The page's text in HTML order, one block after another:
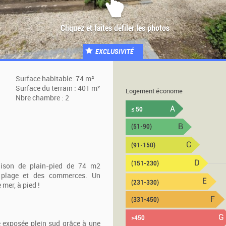
EXCLUSIVITÉ
Surface habitable: 74 m²
Surface du terrain : 401 m²
Nbre chambre : 2
de plain-pied de 74 m2
et des commerces. Un
à pied !
plein sud grâce à une
Logement économe